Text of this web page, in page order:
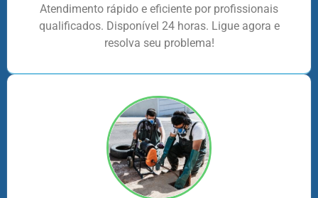
Atendimento rápido e eficiente por profissionais
qualificados. Disponível 24 horas. Ligue agora e
resolva seu problema!